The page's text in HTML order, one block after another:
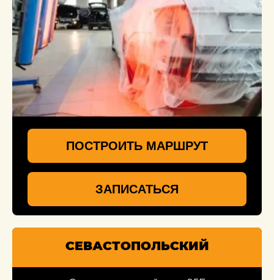
ПОСТРОИТЬ МАРШРУТ
ЗАПИСАТЬСЯ
СЕВАСТОПОЛЬСКИЙ